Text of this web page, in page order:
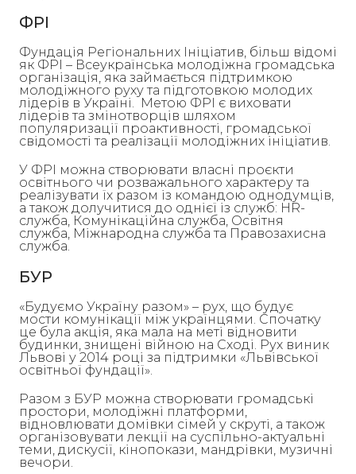
ФРІ
Фундація Регіональних Ініціатив, більш відомі
як ФРІ – Всеукраїнська молодіжна громадська
організація, яка займається підтримкою
молодіжного руху та підготовкою молодих
лідерів в Україні. Метою ФРІ є виховати
лідерів та змінотворців шляхом
популяризації проактивності, громадської
свідомості та реалізації молодіжних ініціатив.
У ФРІ можна створювати власні проєкти
освітнього чи розважального характеру та
реалізувати їх разом із командою однодумців,
а також долучитися до однієї із служб: HR-
служба, Комунікаційна служба, Освітня
служба, Міжнародна служба та Правозахисна
служба.
БУР
«Будуємо Україну разом» – рух, що будує
мости комунікації між українцями. Спочатку
це була акція, яка мала на меті відновити
будинки, знищені війною на Сході. Рух виник
Львові у 2014 році за підтримки «Львівської
освітньої фундації».
Разом з БУР можна створювати громадські
простори, молодіжні платформи,
відновлювати домівки сімей у скруті, а також
організовувати лекції на суспільно-актуальні
теми, дискусії, кінопокази, мандрівки, музичні
вечори.